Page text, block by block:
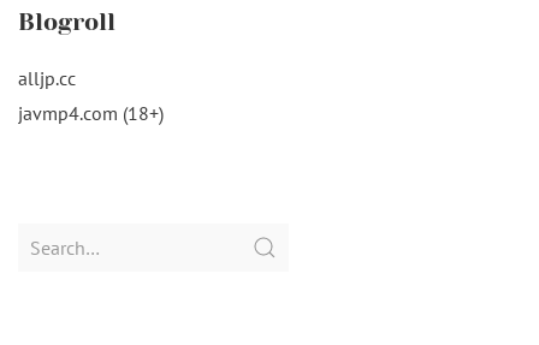
Blogroll
alljp.cc
javmp4.com (18+)
Search